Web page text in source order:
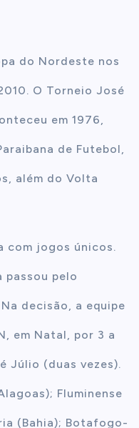
do Nordeste nos
O Torneio José
em 1976,
de Futebol,
além do Volta
com jogos únicos.
pelo
decisão, a equipe
em Natal, por 3 a
Júlio (duas vezes).
Fluminense
(Bahia); Botafogo-